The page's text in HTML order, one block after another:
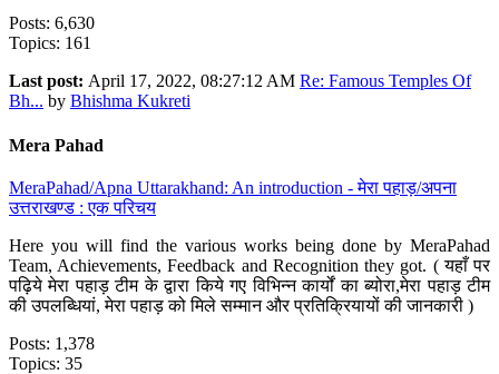
Posts: 6,630
Topics: 161
Last post: April 17, 2022, 08:27:12 AM Re: Famous Temples Of
Bh... by Bhishma Kukreti
Mera Pahad
MeraPahad/Apna Uttarakhand: An introduction - मेरा पहाड़/अपना
उत्तराखण्ड : एक परिचय
Here you will find the various works being done by MeraPahad
Team, Achievements, Feedback and Recognition they got. ( यहाँ पर
पढ़िये मेरा पहाड़ टीम के द्वारा किये गए विभिन्न कार्यों का ब्योरा,मेरा पहाड़ टीम
की उपलब्धियां, मेरा पहाड़ को मिले सम्मान और प्रतिक्रियायों की जानकारी )
Posts: 1,378
Topics: 35